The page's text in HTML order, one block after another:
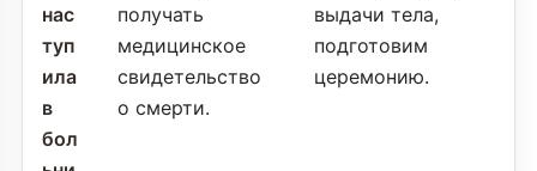
нас
туп
ила
в
бол
получать
медицинское
свидетельство
о смерти.
выдачи тела,
подготовим
церемонию.